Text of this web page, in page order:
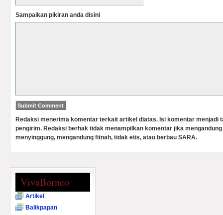
Sampaikan pikiran anda disini
Redaksi menerima komentar terkait artikel diatas. Isi komentar menjadi
pengirim. Redaksi berhak tidak menampilkan komentar jika
menyinggung, mengandung fitnah, tidak etis, atau berbau SARA.
VivaBorneo
Artikel
Balikpapan